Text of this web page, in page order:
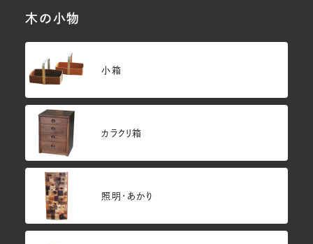
木の小物
小箱
カラクリ箱
照明・あかり